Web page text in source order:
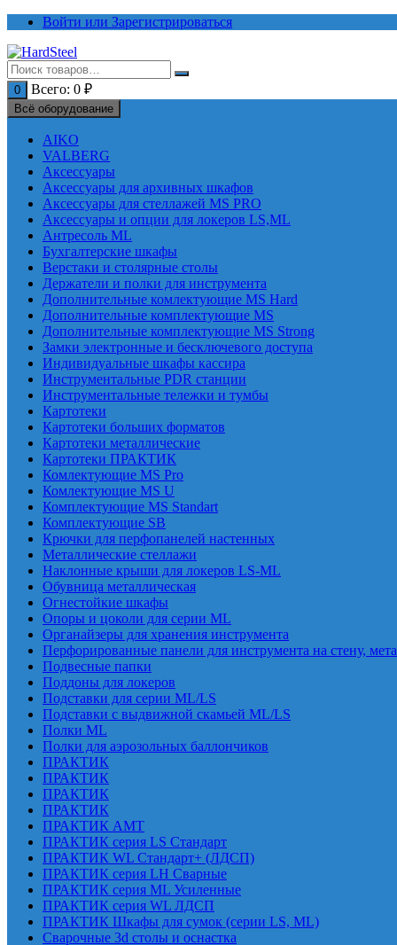
Перейти
содержимому
Войти или Зарегистрироваться
0 Всего: 0 ₽
Всё оборудование
AIKO
VALBERG
Аксессуары
Аксессуары для архивных шкафов
Аксессуары для стеллажей MS PRO
Аксессуары и опции для локеров LS,ML
Антресоль ML
Бухгалтерские шкафы
Верстаки и столярные столы
Держатели и полки для инструмента
Дополнительные комлектующие MS Hard
Дополнительные комплектующие MS
Дополнительные комплектующие MS Strong
Замки электронные и бесключевого доступа
Индивидуальные шкафы кассира
Инструментальные PDR станции
Инструментальные тележки и тумбы
Картотеки
Картотеки больших форматов
Картотеки металлические
Картотеки ПРАКТИК
Комлектующие MS Pro
Комлектующие MS U
Комплектующие MS Standart
Комплектующие SB
Крючки для перфопанелей настенных
Металлические стеллажи
Наклонные крыши для локеров LS-ML
Обувница металлическая
Огнестойкие шкафы
Опоры и цоколи для серии ML
Органайзеры для хранения инструмента
Перфорированные панели для инструмента на стену,
Подвесные папки
Поддоны для локеров
Подставки для серии ML/LS
Подставки с выдвижной скамьей ML/LS
Полки ML
Полки для аэрозольных баллончиков
ПРАКТИК
ПРАКТИК
ПРАКТИК
ПРАКТИК
ПРАКТИК AMT
ПРАКТИК cерия LS Стандарт
ПРАКТИК WL Стандарт+ (ЛДСП)
ПРАКТИК серия LH Сварные
ПРАКТИК серия ML Усиленные
ПРАКТИК серия WL ЛДСП
ПРАКТИК Шкафы для сумок (серии LS, ML)
Сварочные 3d столы и оснастка